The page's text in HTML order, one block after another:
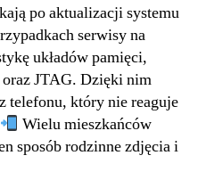
po aktualizacji systemu
serwisy na
układów pamięci,
JTAG. Dzięki nim
telefonu, który nie reaguje
Wielu mieszkańców
sposób rodzinne zdjęcia i